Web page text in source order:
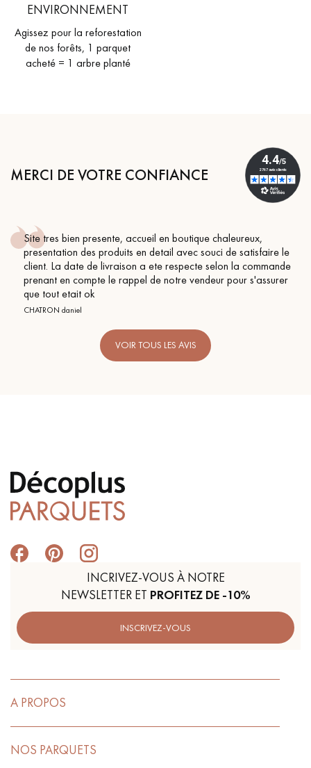
28 79 01 41
pas dans le choix et la pose de votre parquet.
Un expert Décoplus Parquets vous appelle
Demandez un rendez-vous personnalisé
ENVIRONNEMENT
Agissez pour la reforestation
de nos forêts, 1 parquet
acheté = 1 arbre planté
MERCI DE VOTRE CONFIANCE
Site tres bien presente, accueil en boutique chaleureux,
presentation des produits en detail avec souci de satisfaire le
client. La date de livraison a ete respecte selon la commande
prenant en compte le rappel de notre vendeur pour s'assurer
que tout etait ok
CHATRON daniel
VOIR TOUS LES AVIS
INCRIVEZ-VOUS À NOTRE
NEWSLETTER ET PROFITEZ DE -10%
INSCRIVEZ-VOUS
A PROPOS
NOS PARQUETS